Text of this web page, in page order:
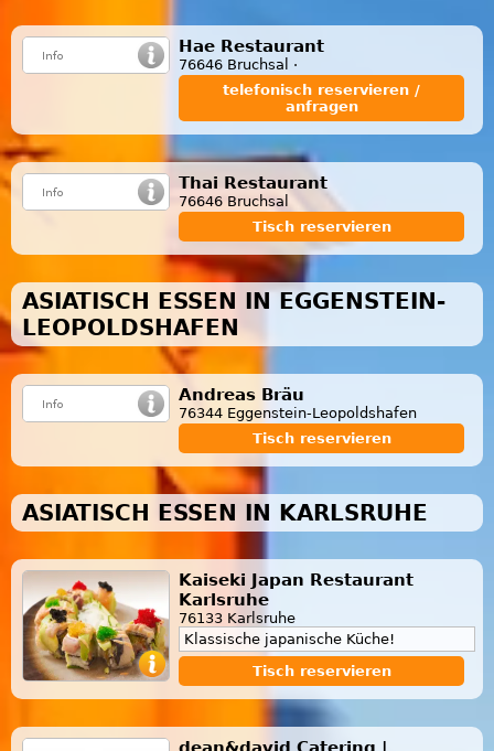
Hae Restaurant
76646 Bruchsal ·
telefonisch reservieren /
anfragen
Thai Restaurant
76646 Bruchsal
Tisch reservieren
ASIATISCH ESSEN IN EGGENSTEIN-
LEOPOLDSHAFEN
Andreas Bräu
76344 Eggenstein-Leopoldshafen
Tisch reservieren
ASIATISCH ESSEN IN KARLSRUHE
Kaiseki Japan Restaurant
Karlsruhe
76133 Karlsruhe
Klassische japanische Küche!
Tisch reservieren